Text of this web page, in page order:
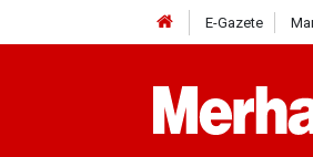
E-Gazete